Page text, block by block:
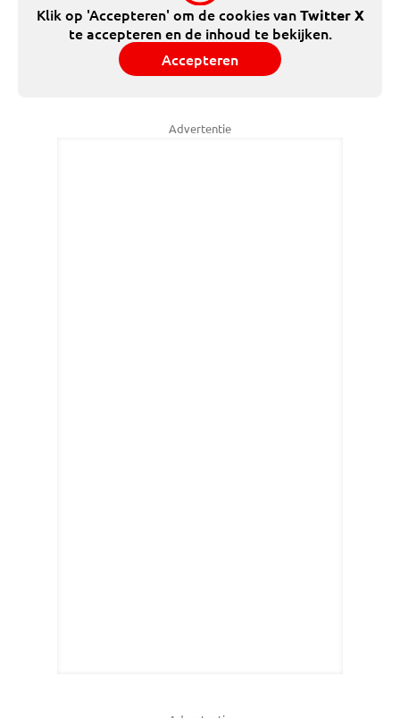
Klik op 'Accepteren' om de cookies vanTwitter X
te accepteren en de inhoud te bekijken.
Accepteren
Advertentie